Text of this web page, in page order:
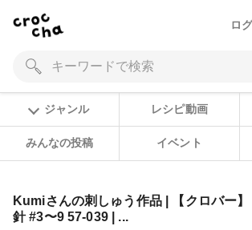
ロ
ジャンル レシピ動画
みんなの投稿 イベント
Kumiさんの刺しゅう作品 | 【クロバー
針 #3〜9 57-039 | ...